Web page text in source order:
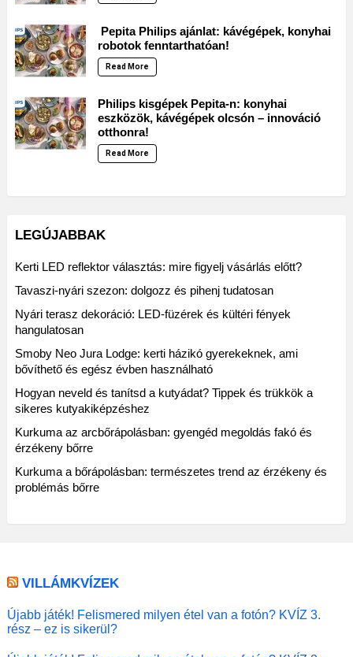
Pepita Philips ajánlat: kávégépek, konyhai
robotok fenntarthatóan!
Read More
Philips kisgépek Pepita-n: konyhai
eszközök, kávégépek olcsón – innováció
otthonra!
Read More
LEGÚJABBAK
Kerti LED reflektor választás: mire figyelj vásárlás előtt?
Tavaszi-nyári szezon: dolgozz és pihenj tudatosan
Nyári terasz dekoráció: LED-füzérek és kültéri fények
hangulatosan
Smoby Neo Jura Lodge: kerti házikó gyerekeknek, ami
bővíthető és egész évben használható
Hogyan neveld és tanítsd a kutyádat? Tippek és trükkök a
sikeres kutyakiképzéshez
Kurkuma az arcbőrápolásban: gyengéd megoldás fakó és
érzékeny bőrre
Kurkuma a bőrápolásban: természetes trend az érzékeny és
problémás bőrre
VILLÁMKVÍZEK
Újabb játék! Felismered milyen étel van a fotón? KVÍZ 3.
rész – ez is sikerül?